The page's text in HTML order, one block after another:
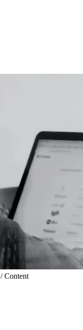
/ Content